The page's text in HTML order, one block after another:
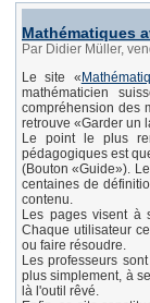
Mathématiques
Par Didier Müller,
Le site «
mathématicien
compréhension des
retrouve «Garder un
Le point le plus
pédagogiques est
(Bouton «Guide»).
centaines de
contenu.
Les pages visent à
Chaque utilisateur
ou faire résoudre.
Les professeurs
plus simplement, à
là l'outil rêvé.